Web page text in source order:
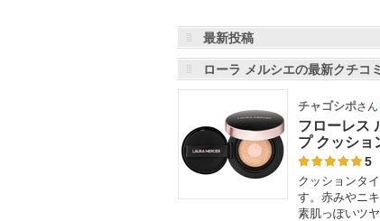
最新投稿
ローラ メルシエの最新クチコミ
チャゴシポさん
フローレス
プ クッショ
5
クッションタ
す。赤みやニ
素肌っぽいツ